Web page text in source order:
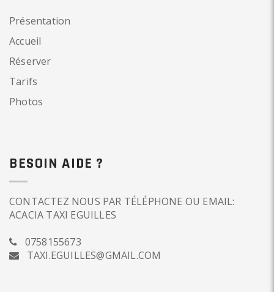
Présentation
Accueil
Réserver
Tarifs
Photos
BESOIN AIDE ?
CONTACTEZ NOUS PAR TÉLÉPHONE OU EMAIL:
ACACIA TAXI EGUILLES
0758155673
TAXI.EGUILLES@GMAIL.COM